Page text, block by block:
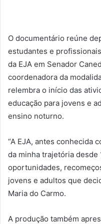
O documentário reúne
estudantes e
da EJA em Senador
coordenadora da
relembra o início das
educação para jovens e
ensino noturno.
“A EJA, antes conhecida
da minha trajetória desde
oportunidades,
jovens e adultos que
Maria do Carmo.
A produção também